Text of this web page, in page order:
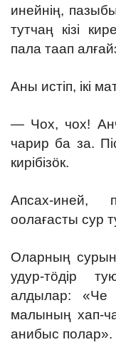
инейнің,
тутчаң кізі
пала таап
Аны истіп, ікі
— Чох, чох!
чарир ба за.
кирібізӧк.
Апсах-иней,
оолағасты сур
Оларның
удур-тӧдір
алдылар: «Че
малының хап-
анибыс полар».